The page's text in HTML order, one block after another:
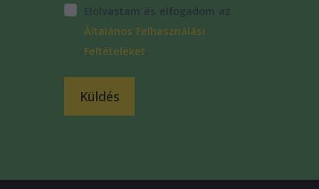
Elolvastam és elfogadom az
Általános Felhasználási
Feltételeket.
Küldés